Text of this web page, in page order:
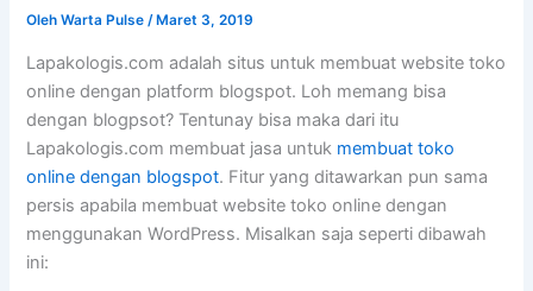
OlehWarta Pulse/ Maret 3, 2019
Lapakologis.com adalah situs untuk membuat website toko
online dengan platform blogspot. Loh memang bisa
dengan blogpsot? Tentunay bisa maka dari itu
Lapakologis.com membuat jasa untuk membuat toko
online dengan blogspot. Fitur yang ditawarkan pun sama
persis apabila membuat website toko online dengan
menggunakan WordPress. Misalkan saja seperti dibawah
ini: